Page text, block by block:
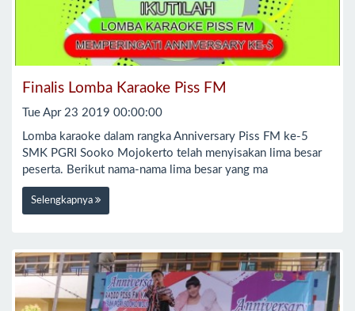
Finalis Lomba Karaoke Piss FM
Tue Apr 23 2019 00:00:00
Lomba karaoke dalam rangka Anniversary Piss FM ke-5
SMK PGRI Sooko Mojokerto telah menyisakan lima besar
peserta. Berikut nama-nama lima besar yang ma
Selengkapnya